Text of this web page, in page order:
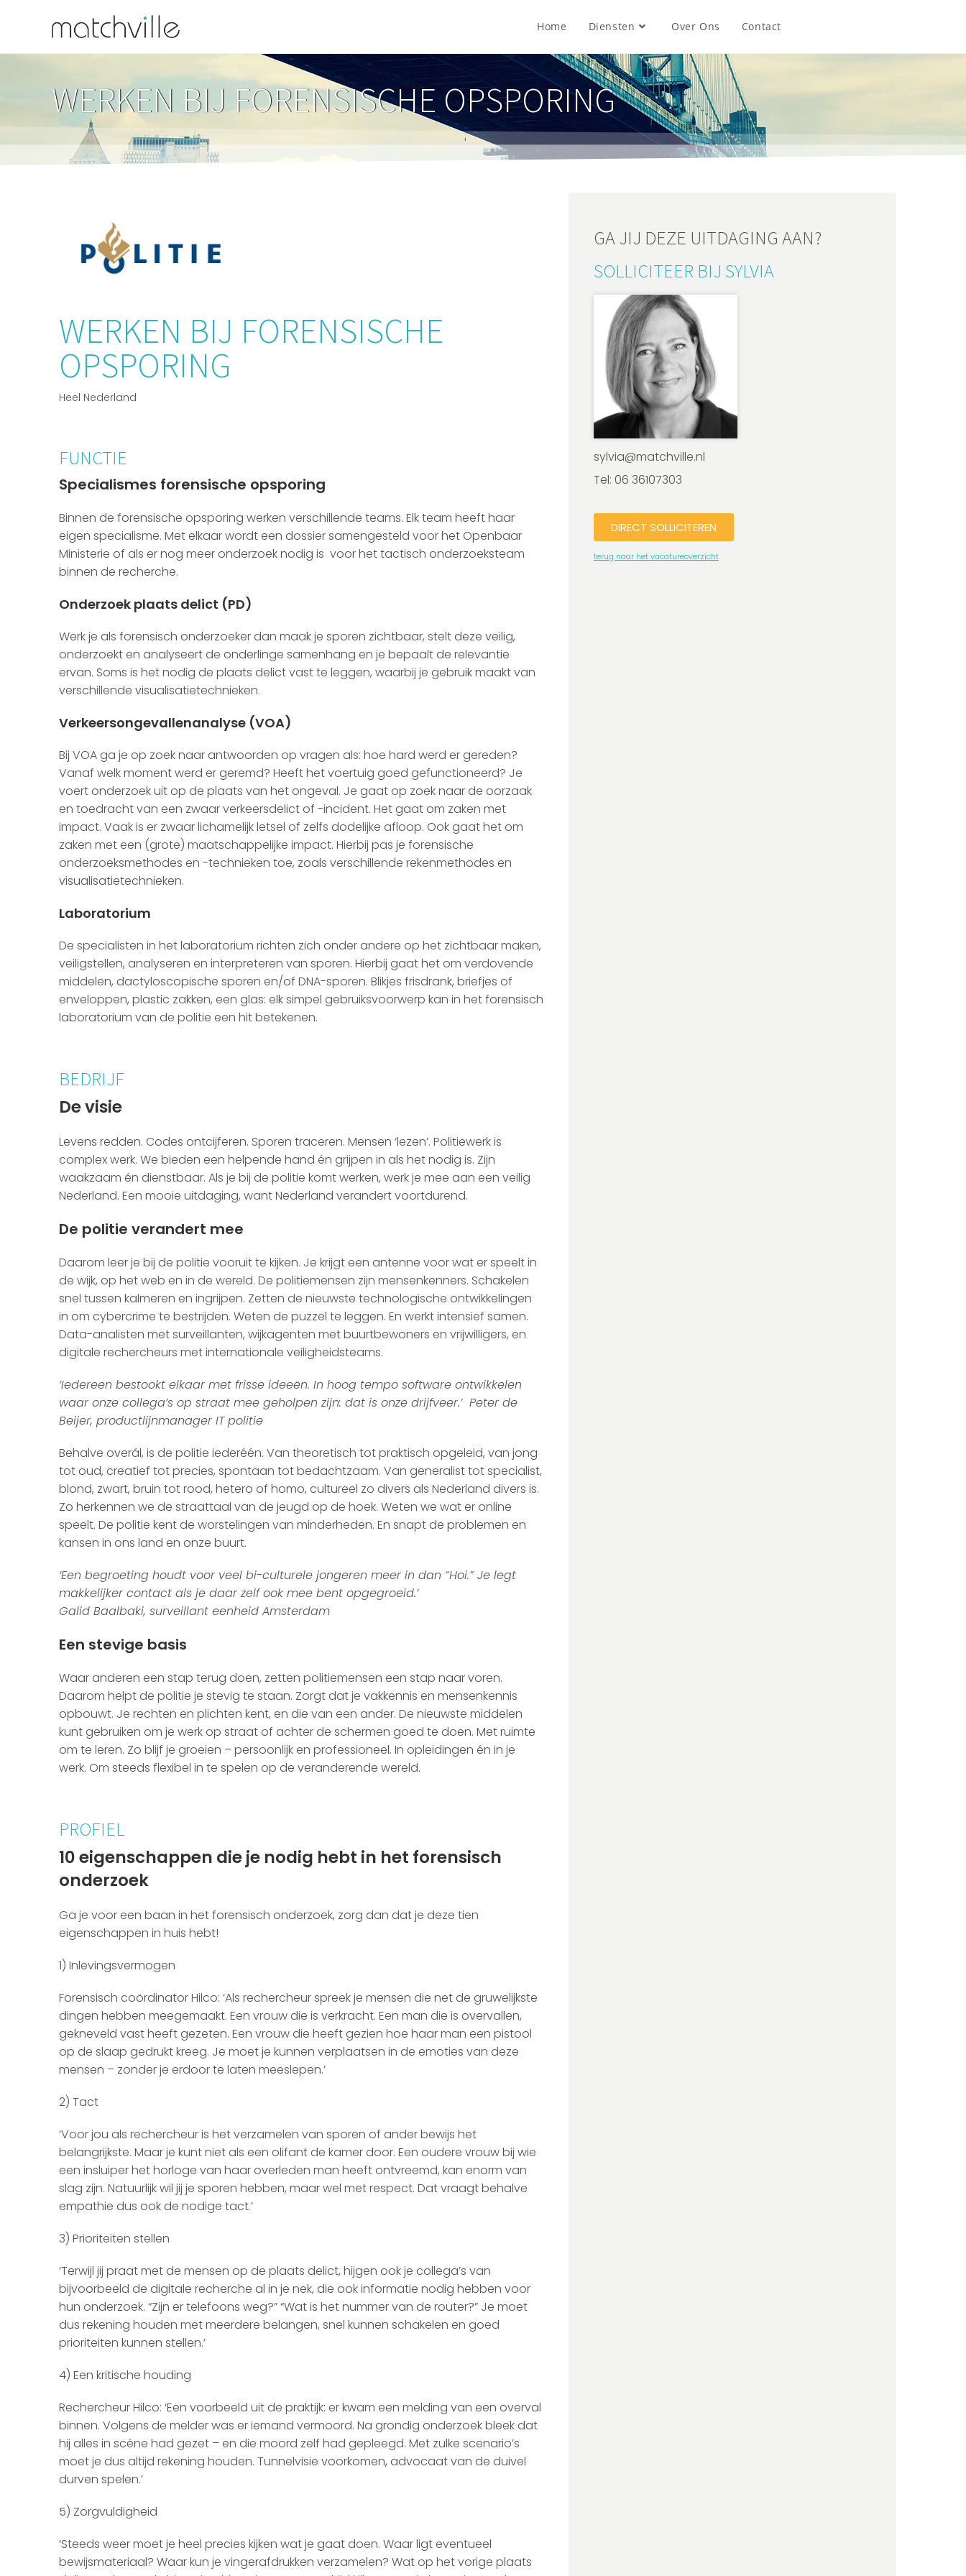
Home Diensten Over Ons Contact
WERKEN BIJ FORENSISCHE OPSPORING
WERKEN BIJ FORENSISCHE
OPSPORING
Heel Nederland
FUNCTIE
Specialismes forensische opsporing
Binnen de forensische opsporing werken verschillende teams. Elk team heeft haar
eigen specialisme. Met elkaar wordt een dossier samengesteld voor het Openbaar
Ministerie of als er nog meer onderzoek nodig is voor het tactisch onderzoeksteam
binnen de recherche.
Onderzoek plaats delict (PD)
Werk je als forensisch onderzoeker dan maak je sporen zichtbaar, stelt deze veilig,
onderzoekt en analyseert de onderlinge samenhang en je bepaalt de relevantie
ervan. Soms is het nodig de plaats delict vast te leggen, waarbij je gebruik maakt van
verschillende visualisatietechnieken.
Verkeersongevallenanalyse (VOA)
Bij VOA ga je op zoek naar antwoorden op vragen als: hoe hard werd er gereden?
Vanaf welk moment werd er geremd? Heeft het voertuig goed gefunctioneerd? Je
voert onderzoek uit op de plaats van het ongeval. Je gaat op zoek naar de oorzaak
en toedracht van een zwaar verkeersdelict of -incident. Het gaat om zaken met
impact. Vaak is er zwaar lichamelijk letsel of zelfs dodelijke afloop. Ook gaat het om
zaken met een (grote) maatschappelijke impact. Hierbij pas je forensische
onderzoeksmethodes en -technieken toe, zoals verschillende rekenmethodes en
visualisatietechnieken.
Laboratorium
De specialisten in het laboratorium richten zich onder andere op het zichtbaar maken,
veiligstellen, analyseren en interpreteren van sporen. Hierbij gaat het om verdovende
middelen, dactyloscopische sporen en/of DNA-sporen. Blikjes frisdrank, briefjes of
enveloppen, plastic zakken, een glas: elk simpel gebruiksvoorwerp kan in het forensisch
laboratorium van de politie een hit betekenen.
BEDRIJF
De visie
Levens redden. Codes ontcijferen. Sporen traceren. Mensen ‘lezen’. Politiewerk is
complex werk. We bieden een helpende hand én grijpen in als het nodig is. Zijn
waakzaam én dienstbaar. Als je bij de politie komt werken, werk je mee aan een veilig
Nederland. Een mooie uitdaging, want Nederland verandert voortdurend.
De politie verandert mee
Daarom leer je bij de politie vooruit te kijken. Je krijgt een antenne voor wat er speelt in
de wijk, op het web en in de wereld. De politiemensen zijn mensenkenners. Schakelen
snel tussen kalmeren en ingrijpen. Zetten de nieuwste technologische ontwikkelingen
in om cybercrime te bestrijden. Weten de puzzel te leggen. En werkt intensief samen.
Data-analisten met surveillanten, wijkagenten met buurtbewoners en vrijwilligers, en
digitale rechercheurs met internationale veiligheidsteams.
‘Iedereen bestookt elkaar met frisse ideeën. In hoog tempo software ontwikkelen
waar onze collega’s op straat mee geholpen zijn: dat is onze drijfveer.’ Peter de
Beijer, productlijnmanager IT politie
Behalve overál, is de politie iederéén. Van theoretisch tot praktisch opgeleid, van jong
tot oud, creatief tot precies, spontaan tot bedachtzaam. Van generalist tot specialist,
blond, zwart, bruin tot rood, hetero of homo, cultureel zo divers als Nederland divers is.
Zo herkennen we de straattaal van de jeugd op de hoek. Weten we wat er online
speelt. De politie kent de worstelingen van minderheden. En snapt de problemen en
kansen in ons land en onze buurt.
‘Een begroeting houdt voor veel bi-culturele jongeren meer in dan “Hoi.” Je legt
makkelijker contact als je daar zelf ook mee bent opgegroeid.’
Galid Baalbaki, surveillant eenheid Amsterdam
Een stevige basis
Waar anderen een stap terug doen, zetten politiemensen een stap naar voren.
Daarom helpt de politie je stevig te staan. Zorgt dat je vakkennis en mensenkennis
opbouwt. Je rechten en plichten kent, en die van een ander. De nieuwste middelen
kunt gebruiken om je werk op straat of achter de schermen goed te doen. Met ruimte
om te leren. Zo blijf je groeien – persoonlijk en professioneel. In opleidingen én in je
werk. Om steeds flexibel in te spelen op de veranderende wereld.
PROFIEL
10 eigenschappen die je nodig hebt in het forensisch
onderzoek
Ga je voor een baan in het forensisch onderzoek, zorg dan dat je deze tien
eigenschappen in huis hebt!
1) Inlevingsvermogen
Forensisch coördinator Hilco: ‘Als rechercheur spreek je mensen die net de gruwelijkste
dingen hebben meegemaakt. Een vrouw die is verkracht. Een man die is overvallen,
gekneveld vast heeft gezeten. Een vrouw die heeft gezien hoe haar man een pistool
op de slaap gedrukt kreeg. Je moet je kunnen verplaatsen in de emoties van deze
mensen – zonder je erdoor te laten meeslepen.’
2) Tact
‘Voor jou als rechercheur is het verzamelen van sporen of ander bewijs het
belangrijkste. Maar je kunt niet als een olifant de kamer door. Een oudere vrouw bij wie
een insluiper het horloge van haar overleden man heeft ontvreemd, kan enorm van
slag zijn. Natuurlijk wil jij je sporen hebben, maar wel met respect. Dat vraagt behalve
empathie dus ook de nodige tact.’
3) Prioriteiten stellen
‘Terwijl jij praat met de mensen op de plaats delict, hijgen ook je collega’s van
bijvoorbeeld de digitale recherche al in je nek, die ook informatie nodig hebben voor
hun onderzoek. “Zijn er telefoons weg?” “Wat is het nummer van de router?” Je moet
dus rekening houden met meerdere belangen, snel kunnen schakelen en goed
prioriteiten kunnen stellen.’
4) Een kritische houding
Rechercheur Hilco: ‘Een voorbeeld uit de praktijk: er kwam een melding van een overval
binnen. Volgens de melder was er iemand vermoord. Na grondig onderzoek bleek dat
hij alles in scène had gezet – en die moord zelf had gepleegd. Met zulke scenario’s
moet je dus altijd rekening houden. Tunnelvisie voorkomen, advocaat van de duivel
durven spelen.’
5) Zorgvuldigheid
‘Steeds weer moet je heel precies kijken wat je gaat doen. Waar ligt eventueel
bewijsmateriaal? Waar kun je vingerafdrukken verzamelen? Wat op het vorige plaats
GA JIJ DEZE UITDAGING AAN?
SOLLICITEER BIJ SYLVIA​
sylvia@matchville.nl
Tel: 06 36107303
DIRECT SOLLICITEREN
terug naar het vacatureoverzicht